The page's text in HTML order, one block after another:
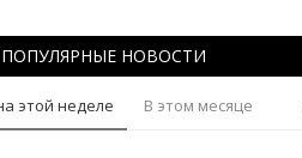
ПОПУЛЯРНЫЕ НОВОСТИ
этой неделе В этом месяце